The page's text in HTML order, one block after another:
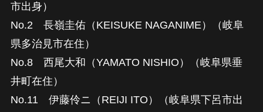
市出身）
No.2 長嶺圭佑（KEISUKE NAGANIME）（岐阜
県多治見市在住）
No.8 西尾大和（YAMATO NISHIO）（岐阜県垂
井町在住）
No.11 伊藤伶ニ（REIJI ITO）（岐阜県下呂市出